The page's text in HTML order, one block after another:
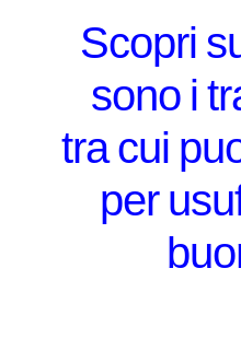
Scopri
sono i
tra cui
per